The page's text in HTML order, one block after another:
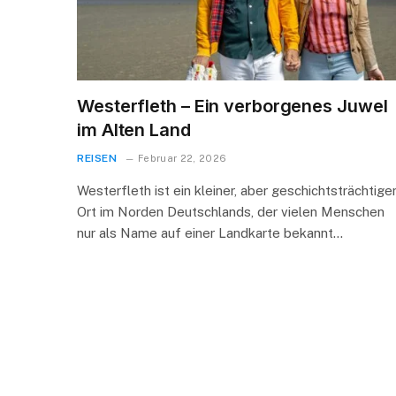
Westerfleth – Ein verborgenes Juwel
im Alten Land
REISEN Februar 22, 2026
Westerfleth ist ein kleiner, aber geschichtsträchtiger
Ort im Norden Deutschlands, der vielen Menschen
nur als Name auf einer Landkarte bekannt…